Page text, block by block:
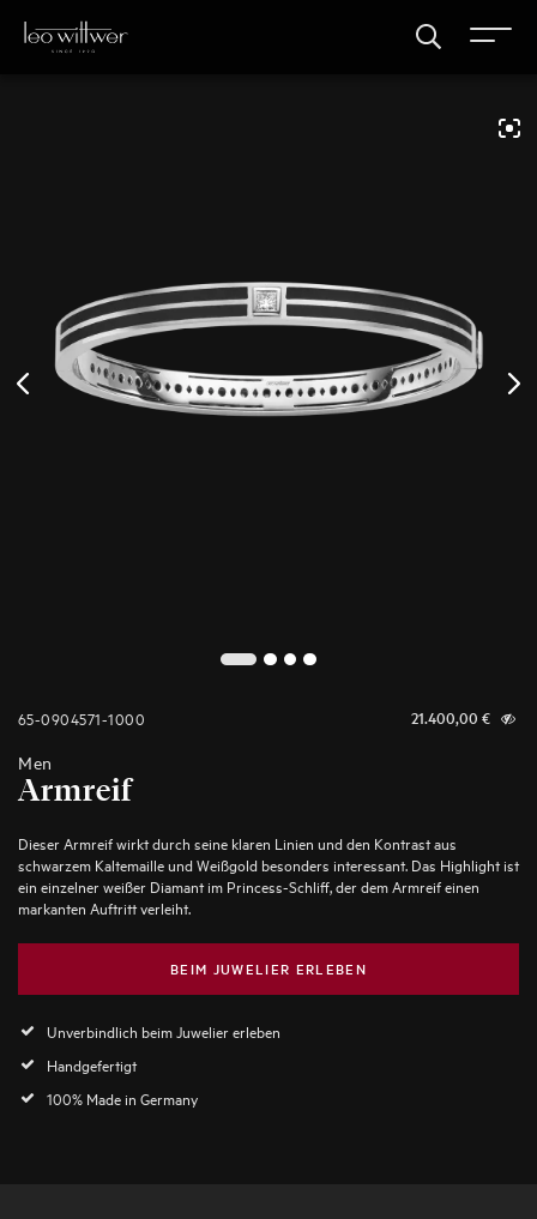
1
2 3
65-0904571-1000 21.400,00 €
Men
Armreif
Dieser Armreif wirkt durch seine klaren Linien und den Kontrast aus
schwarzem Kaltemaille und Weißgold besonders interessant. Das Highlight ist
ein einzelner weißer Diamant im Princess-Schliff, der dem Armreif einen
markanten Auftritt verleiht.
BEIM JUWELIER ERLEBEN
Unverbindlich beim Juwelier erleben
Handgefertigt
100% Made in Germany